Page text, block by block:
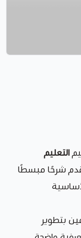
التعليم
تقدم شرحًا مبسطًا
بتطوير